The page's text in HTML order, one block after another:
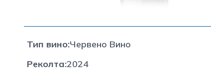
Тип вино:Червено Вино
Реколта:2024